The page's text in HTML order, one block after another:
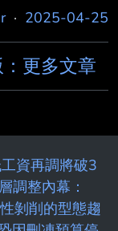
各位未來的
上岸。 --
· 2025-04-25
更多文章
資再調將破3
調整內幕：
剝削的型態趨